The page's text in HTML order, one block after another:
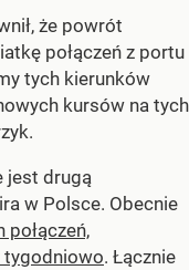
że powrót
połączeń z portu
tych kierunków
kursów na tych
jest drugą
w Polsce. Obecnie
połączeń,
tygodniowo. Łącznie